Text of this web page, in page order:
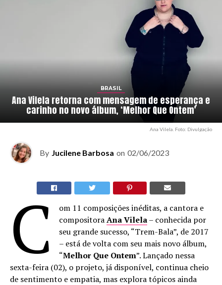
BRASIL
Ana Vilela retorna com mensagem de esperança e
carinho no novo álbum, ‘Melhor Que Ontem’
Ana Vilela. Foto: Divulgação
By Jucilene Barbosa on 02/06/2023
C
om 11 composições inéditas, a cantora e
compositoraAna Vilela– conhecida por
seu grande sucesso, “Trem-Bala”, de 2017
– está de volta com seu mais novo álbum,
“Melhor Que Ontem”. Lançado nessa
sexta-feira (02), o projeto, já disponível, continua cheio
de sentimento e empatia, mas explora tópicos ainda